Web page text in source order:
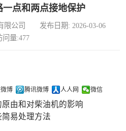
点和两点接地保护
有限公司 发布日期: 2026-03-06
问量:477
博 腾讯微博 人人网 微信
由和对柴油机的影响
易处理方法